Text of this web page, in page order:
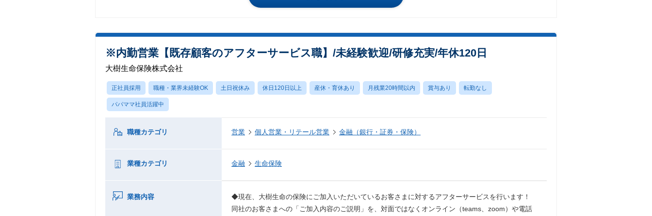
※内勤営業【既存顧客のアフターサービス職】/未経験歓迎/研修充実/年休120日
大樹生命保険株式会社
正社員採用 職種・業界未経験OK 土日祝休み 休日120日以上 産休・育休あり 月残業20時間以内 賞与あり 転勤なし
パパママ社員活躍中
職種カテゴリ 営業 個人営業・リテール営業 金融（銀行・証券・保険）
業種カテゴリ 金融 生命保険
業務内容
◆現在、大樹生命の保険にご加入いただいているお客さまに対するアフターサービスを行います！
同社のお客さまへの「ご加入内容のご説明」を、対面ではなくオンライン（teams、zoom）や電話